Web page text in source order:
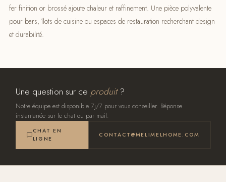
fer finition or brossé ajoute chaleur et raffinement. Une pièce polyvalente
pour bars, îlots de cuisine ou espaces de restauration recherchant design
et durabilité.
Une question sur ce produit?
Notre équipe est disponible 7j/7 pour vous conseiller. Réponse
instantanée sur le chat ou par mail.
CHAT EN
LIGNE
CONTACT@MELIMELHOME.COM